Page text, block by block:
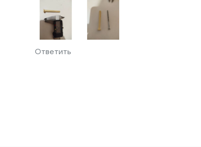
Ответить